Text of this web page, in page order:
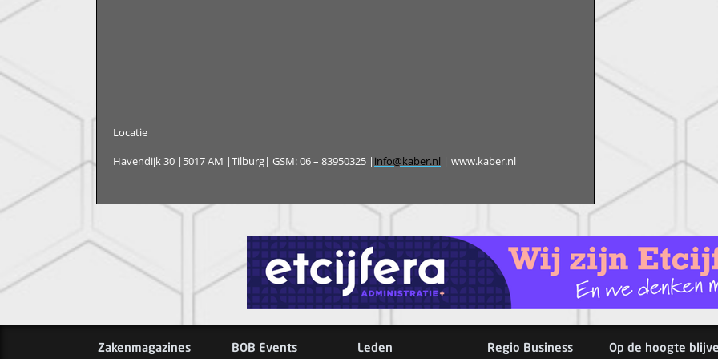
Locatie
Havendijk 30 |5017 AM |Tilburg| GSM: 06 – 83950325 | info@kaber.nl | www.kaber.nl
Zakenmagazines BOB Events Leden Regio Business Op de hoogte